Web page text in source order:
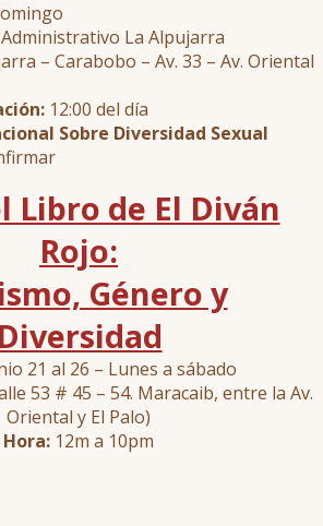
La Alpujarra
– Carabobo – Av. 33 – Av. Oriental
12:00 del día
Sobre Diversidad Sexual
Libro de El Diván
Rojo:
Género y
Diversidad
21 al 26 – Lunes a sábado
53 # 45 – 54. Maracaib, entre la Av.
Oriental y El Palo)
Hora: 12m a 10pm